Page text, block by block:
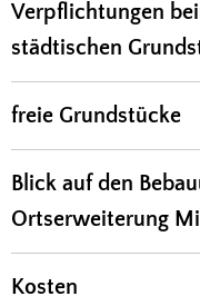
Verpflichtungen
städtischen
freie Grundstücke
Blick auf den
Ortserweiterung
Kosten